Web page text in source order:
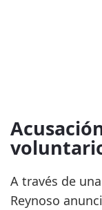
A través de
Reynoso